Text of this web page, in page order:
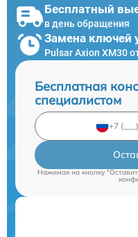
Бесплатный
в день обращения
Замена ключей
Pulsar Axion XM30
Бесплатная
специалистом
Нажимая на кнопку